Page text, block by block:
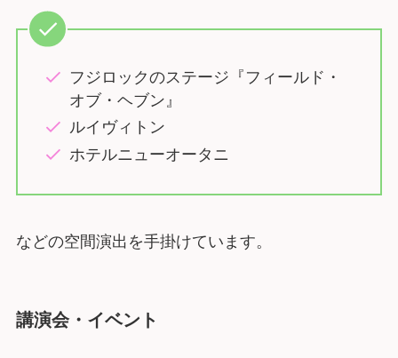
フジロックのステージ『フィールド・
オブ・ヘブン』
ルイヴィトン
ホテルニューオータニ
などの空間演出を手掛けています。
講演会・イベント